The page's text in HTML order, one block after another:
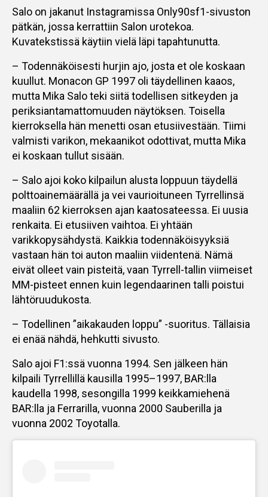
Salo on jakanut Instagramissa Only90sf1-sivuston
pätkän, jossa kerrattiin Salon urotekoa.
Kuvatekstissä käytiin vielä läpi tapahtunutta.
– Todennäköisesti hurjin ajo, josta et ole koskaan
kuullut. Monacon GP 1997 oli täydellinen kaaos,
mutta Mika Salo teki siitä todellisen sitkeyden ja
periksiantamattomuuden näytöksen. Toisella
kierroksella hän menetti osan etusiivestään. Tiimi
valmisti varikon, mekaanikot odottivat, mutta Mika
ei koskaan tullut sisään.
– Salo ajoi koko kilpailun alusta loppuun täydellä
polttoainemäärällä ja vei vaurioituneen Tyrrellinsä
maaliin 62 kierroksen ajan kaatosateessa. Ei uusia
renkaita. Ei etusiiven vaihtoa. Ei yhtään
varikkopysähdystä. Kaikkia todennäköisyyksiä
vastaan hän toi auton maaliin viidentenä. Nämä
eivät olleet vain pisteitä, vaan Tyrrell-tallin viimeiset
MM-pisteet ennen kuin legendaarinen talli poistui
lähtöruudukosta.
– Todellinen ”aikakauden loppu” -suoritus. Tällaisia
ei enää nähdä, hehkutti sivusto.
Salo ajoi F1:ssä vuonna 1994. Sen jälkeen hän
kilpaili Tyrrellillä kausilla 1995–1997, BAR:lla
kaudella 1998, sesongilla 1999 keikkamiehenä
BAR:lla ja Ferrarilla, vuonna 2000 Sauberilla ja
vuonna 2002 Toyotalla.